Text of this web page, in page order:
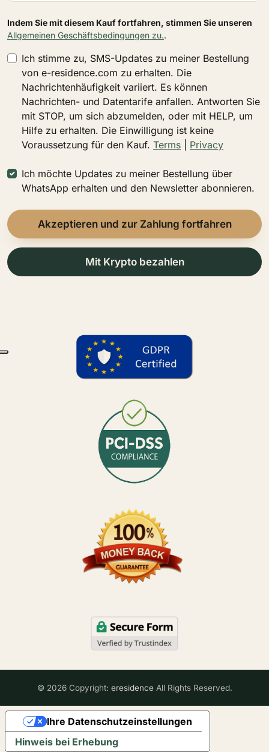
Indem Sie mit diesem Kauf fortfahren, stimmen Sie unseren
Allgemeinen Geschäftsbedingungen zu..
Ich stimme zu, SMS-Updates zu meiner Bestellung
von e-residence.com zu erhalten. Die
Nachrichtenhäufigkeit variiert. Es können
Nachrichten- und Datentarife anfallen. Antworten Sie
mit STOP, um sich abzumelden, oder mit HELP, um
Hilfe zu erhalten. Die Einwilligung ist keine
Voraussetzung für den Kauf. Terms Privacy
Ich möchte Updates zu meiner Bestellung über
WhatsApp erhalten und den Newsletter abonnieren.
Akzeptieren und zur Zahlung fortfahren
Mit Krypto bezahlen
© 2026 Copyright: eresidence All Rights Reserved.
Hinweis bei Erhebung
Ihre Datenschutzeinstellungen